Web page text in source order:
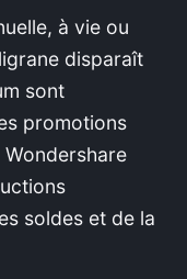
à vie ou
disparaît
sont
promotions
soldes et de la